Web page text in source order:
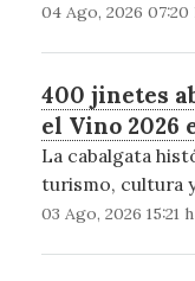
04 Ago, 2026 07:20
400 jinetes
el Vino 2026
La cabalgata
turismo, cultura
03 Ago, 2026 15:21 h